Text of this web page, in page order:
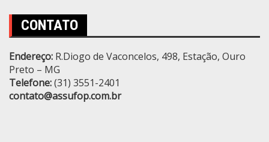
CONTATO
Endereço: R.Diogo de Vaconcelos, 498, Estação, Ouro
Preto – MG
Telefone:(31) 3551-2401
contato@assufop.com.br